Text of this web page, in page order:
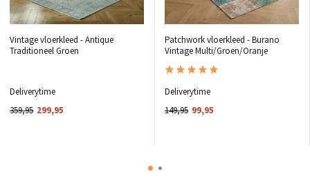
Vintage vloerkleed - Antique
Traditioneel Groen
Deliverytime
359,95 299,95
Patchwork vloerkleed - Burano
Vintage Multi/Groen/Oranje
Deliverytime
149,95 99,95